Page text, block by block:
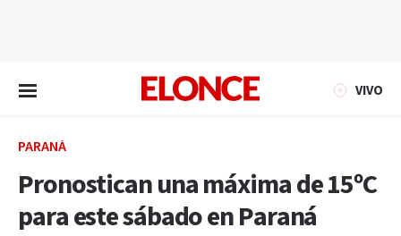
VIVO
PARANÁ
Pronostican una máxima de 15ºC
para este sábado en Paraná